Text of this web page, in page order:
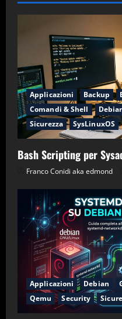
Applicazioni Backup
Comandi & Shell
Sicurezza
SysLinuxOS
Bash Scripting per
Franco Conidi aka edmond
Applicazioni Debian
Qemu
Security